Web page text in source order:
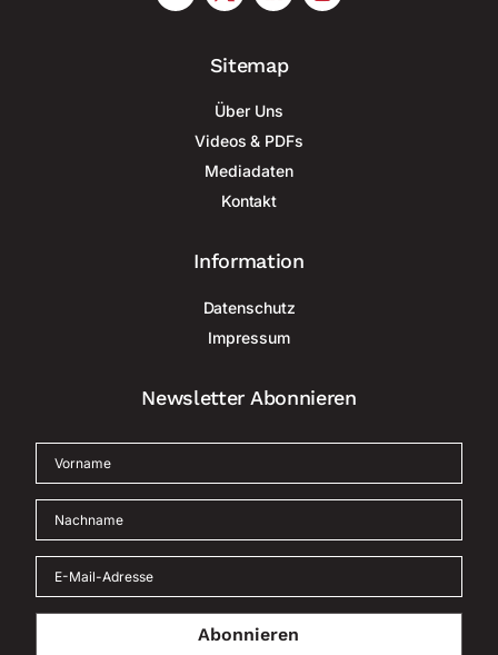
Sitemap
Über Uns
Videos & PDFs
Mediadaten
Kontakt
Information
Datenschutz
Impressum
Newsletter Abonnieren
Abonnieren